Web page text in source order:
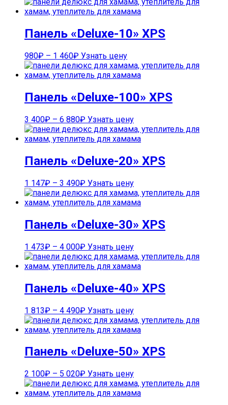
Панель «Deluxe-10» XPS
980₽ – 1 460₽ Узнать цену
Панель «Deluxe-100» XPS
3 400₽ – 6 880₽ Узнать цену
Панель «Deluxe-20» XPS
1 147₽ – 3 490₽ Узнать цену
Панель «Deluxe-30» XPS
1 473₽ – 4 000₽ Узнать цену
Панель «Deluxe-40» XPS
1 813₽ – 4 490₽ Узнать цену
Панель «Deluxe-50» XPS
2 100₽ – 5 020₽ Узнать цену